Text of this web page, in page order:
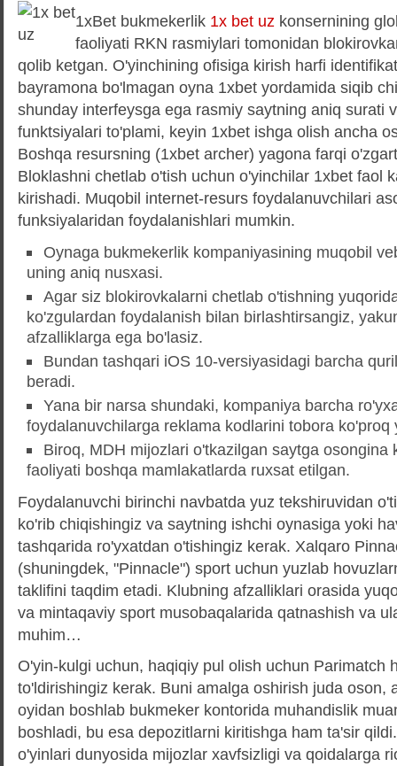
1xBet bukmekerlik 1x bet uz konsernining
faoliyati RKN rasmiylari tomonidan
qolib ketgan. O'yinchining ofisiga kirish harfi
bayramona bo'lmagan oyna 1xbet yordamida siqib
shunday interfeysga ega rasmiy saytning aniq surati
funktsiyalari to'plami, keyin 1xbet ishga olish ancha
Boshqa resursning (1xbet archer) yagona farqi
Bloklashni chetlab o'tish uchun o'yinchilar 1xbet faol
kirishadi. Muqobil internet-resurs foydalanuvchilari
funksiyalaridan foydalanishlari mumkin.
Oynaga bukmekerlik kompaniyasining muqobil
uning aniq nusxasi.
Agar siz blokirovkalarni chetlab o'tishning
ko'zgulardan foydalanish bilan birlashtirsangiz,
afzalliklarga ega bo'lasiz.
Bundan tashqari iOS 10-versiyasidagi barcha
beradi.
Yana bir narsa shundaki, kompaniya barcha
foydalanuvchilarga reklama kodlarini tobora ko'proq
Biroq, MDH mijozlari o'tkazilgan saytga osongina
faoliyati boshqa mamlakatlarda ruxsat etilgan.
Foydalanuvchi birinchi navbatda yuz tekshiruvidan
ko'rib chiqishingiz va saytning ishchi oynasiga yoki
tashqarida ro'yxatdan o'tishingiz kerak. Xalqaro
(shuningdek, "Pinnacle") sport uchun yuzlab
taklifini taqdim etadi. Klubning afzalliklari orasida
va mintaqaviy sport musobaqalarida qatnashish va
muhim…
O'yin-kulgi uchun, haqiqiy pul olish uchun Parimatch
to'ldirishingiz kerak. Buni amalga oshirish juda oson,
oyidan boshlab bukmeker kontorida muhandislik
boshladi, bu esa depozitlarni kiritishga ham ta'sir
o'yinlari dunyosida mijozlar xavfsizligi va qoidalarga